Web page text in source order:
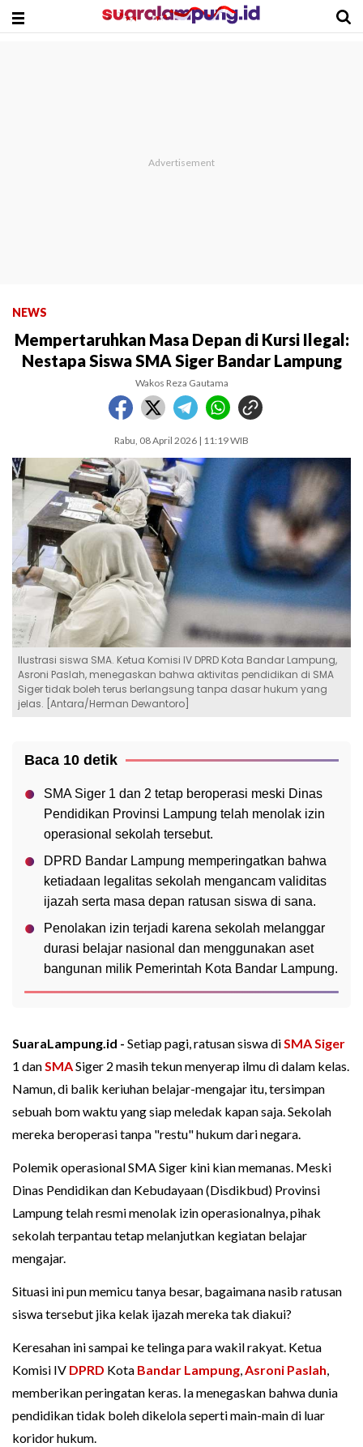
NEWS
Mempertaruhkan Masa Depan di Kursi Ilegal:
Nestapa Siswa SMA Siger Bandar Lampung
Wakos Reza Gautama
Rabu, 08 April 2026 | 11:19 WIB
Ilustrasi siswa SMA. Ketua Komisi IV DPRD Kota Bandar Lampung,
Asroni Paslah, menegaskan bahwa aktivitas pendidikan di SMA
Siger tidak boleh terus berlangsung tanpa dasar hukum yang
jelas. [Antara/Herman Dewantoro]
Baca 10 detik
SMA Siger 1 dan 2 tetap beroperasi meski Dinas
Pendidikan Provinsi Lampung telah menolak izin
operasional sekolah tersebut.
DPRD Bandar Lampung memperingatkan bahwa
ketiadaan legalitas sekolah mengancam validitas
ijazah serta masa depan ratusan siswa di sana.
Penolakan izin terjadi karena sekolah melanggar
durasi belajar nasional dan menggunakan aset
bangunan milik Pemerintah Kota Bandar Lampung.
SuaraLampung.id - Setiap pagi, ratusan siswa diSMA Siger
1 danSMASiger 2 masih tekun menyerap ilmu di dalam kelas.
Namun, di balik keriuhan belajar-mengajar itu, tersimpan
sebuah bom waktu yang siap meledak kapan saja. Sekolah
mereka beroperasi tanpa "restu" hukum dari negara.
Polemik operasional SMA Siger kini kian memanas. Meski
Dinas Pendidikan dan Kebudayaan (Disdikbud) Provinsi
Lampung telah resmi menolak izin operasionalnya, pihak
sekolah terpantau tetap melanjutkan kegiatan belajar
mengajar.
Situasi ini pun memicu tanya besar, bagaimana nasib ratusan
siswa tersebut jika kelak ijazah mereka tak diakui?
Keresahan ini sampai ke telinga para wakil rakyat. Ketua
Komisi IV DPRD Kota Bandar Lampung,Asroni Paslah,
memberikan peringatan keras. Ia menegaskan bahwa dunia
pendidikan tidak boleh dikelola seperti main-main di luar
koridor hukum.